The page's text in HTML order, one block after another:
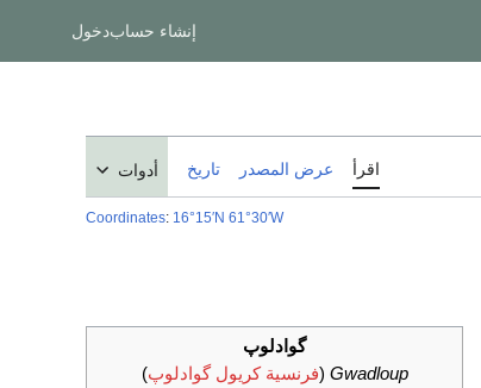
إنشاء حسابدخول
اقرأ عرض المصدر تاريخ أدوات
Coordinates: 16°15′N 61°30′W
گوادلوپ
Gwadloup
(فرنسية كريول گوادلوپ)